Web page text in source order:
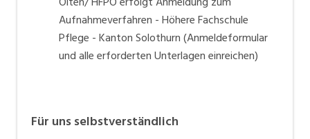
Aufnahmeverfahren - Höhere Fachschule
Pflege - Kanton Solothurn(Anmeldeformular
und alle erforderten Unterlagen einreichen)
Für uns selbstverständlich